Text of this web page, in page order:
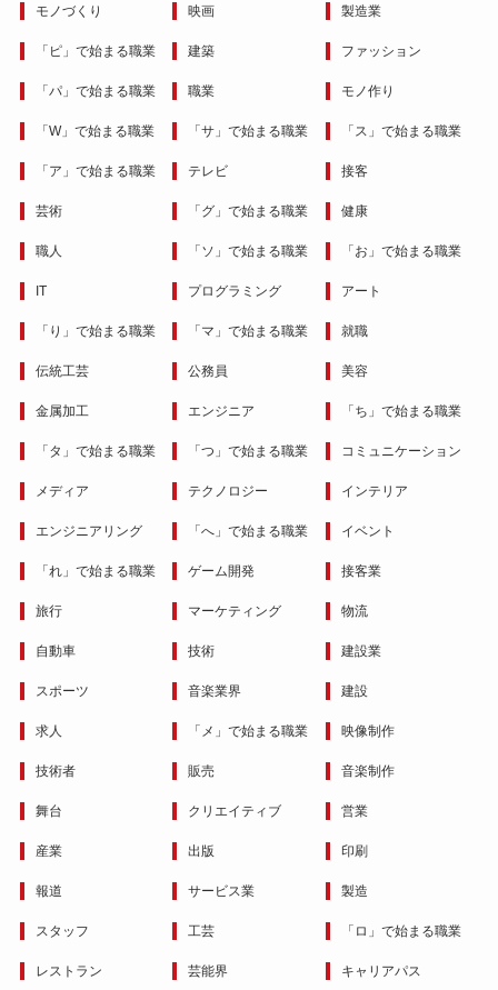
モノづくり 映画 製造業
「ピ」で始まる職業 建築 ファッション
「パ」で始まる職業 職業 モノ作り
「W」で始まる職業 「サ」で始まる職業 「ス」で始まる職業
「ア」で始まる職業 テレビ 接客
芸術 「グ」で始まる職業 健康
職人 「ソ」で始まる職業 「お」で始まる職業
IT プログラミング アート
「り」で始まる職業 「マ」で始まる職業 就職
伝統工芸 公務員 美容
金属加工 エンジニア 「ち」で始まる職業
「タ」で始まる職業 「つ」で始まる職業 コミュニケーション
メディア テクノロジー インテリア
エンジニアリング 「へ」で始まる職業 イベント
「れ」で始まる職業 ゲーム開発 接客業
旅行 マーケティング 物流
自動車 技術 建設業
スポーツ 音楽業界 建設
求人 「メ」で始まる職業 映像制作
技術者 販売 音楽制作
舞台 クリエイティブ 営業
産業 出版 印刷
報道 サービス業 製造
スタッフ 工芸 「ロ」で始まる職業
レストラン 芸能界 キャリアパス